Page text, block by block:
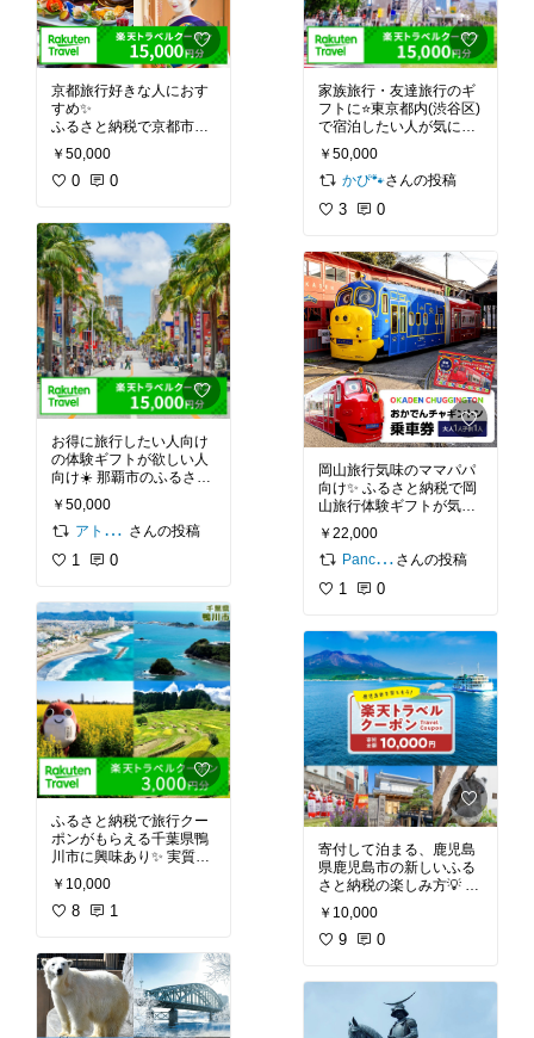
京都旅行好きな人におす
すめ✨
ふるさと納税で京都市内
の旅行がオトクに！3年
間利用できて使いやすい
🗾
できた」など高評価🏨
気になる方はチェック♪試
してみたい😍
￥50,000
0 0
お得に旅行したい人向け
の体験ギフトが欲しい人
向け☀️ 那覇市のふるさと
納税クーポンが気になっ
てます🎫 寄付額5万円→
旅行クーポン使える＋地
✨
￥50,000
アトリエみけねこ
さんの投稿
1 0
ふるさと納税で旅行クー
ポンがもらえる千葉県鴨
川市に興味あり✨ 実質2,0
00円で宿泊できて、地域
貢献もできて嬉しい。夏
に海水浴や水族館に行き
￥10,000
8 1
家族旅行・友達旅行のギ
フトに⭐東京都内(渋谷区)
で宿泊したい人が気にな
りそうな返礼品✨ 口コミ
では 23,000 軒以上の宿
泊施設から選べて温泉旅
クーポン併用可能で flexi
に気になっている↓
￥50,000
かぴ🐾さんの投稿
3 0
岡山旅行気味のママパパ
向け✨ ふるさと納税で岡
山旅行体験ギフトが気に
なる🚃 車内イベント付き
で お子さんとも楽しめる
＋ミュージアム入館＋1
￥22,000
Pancham_育児・ファッション
さんの投稿
1 0
寄付して泊まる、鹿児島
県鹿児島市の新しいふる
さと納税の楽しみ方💡 3,
000円クーポンもらえる
しホテル単体でもOK✨ す
ごくお得だから欲しい🚄
￥10,000
9 0